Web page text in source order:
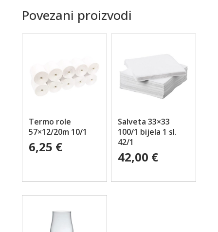
Povezani proizvodi
Termo role
57×12/20m 10/1
6,25 €
Salveta 33×33
100/1 bijela 1 sl.
42/1
42,00 €